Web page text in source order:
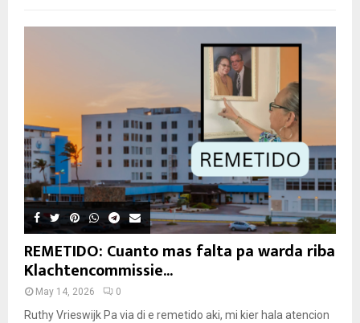
REMETIDO: Cuanto mas falta pa warda riba
Klachtencommissie...
May 14, 2026 0
Ruthy Vrieswijk Pa via di e remetido aki, mi kier hala atencion